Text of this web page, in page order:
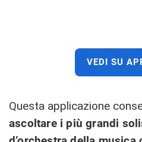
VEDI SU
Questa applicazione
ascoltare i più grandi